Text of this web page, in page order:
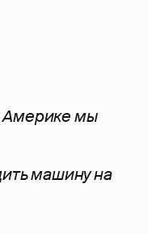
мы
машину на